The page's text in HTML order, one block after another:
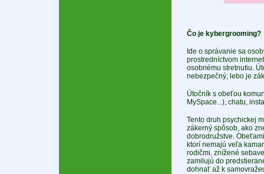
Čo je kybergrooming?
Ide o správanie sa
prostredníctvom
osobnému stretnutiu.
nebezpečný, lebo je
Útočník s obeťou
MySpace...), chatu,
Tento druh psychickej
zákerný spôsob, ako
dobrodružstve.
ktorí nemajú veľa
rodičmi, znížené
zamilujú do
dohnať až k